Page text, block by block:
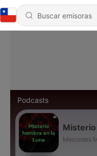
Podcasts
Misterio
Mercedes